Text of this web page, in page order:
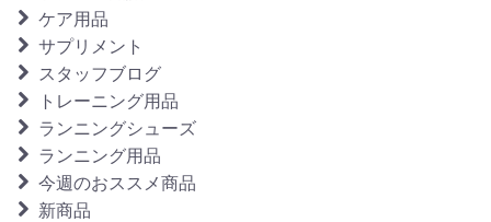
ケア用品
サプリメント
スタッフブログ
トレーニング用品
ランニングシューズ
ランニング用品
今週のおススメ商品
新商品